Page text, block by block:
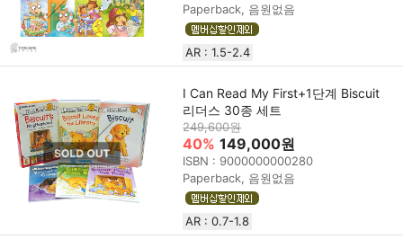
Paperback, 음원없음
AR : 1.5-2.4
I Can Read My First+1단계 Biscuit
리더스 30종 세트
249,600원
40% 149,000원
ISBN : 9000000000280
Paperback, 음원없음
AR : 0.7-1.8